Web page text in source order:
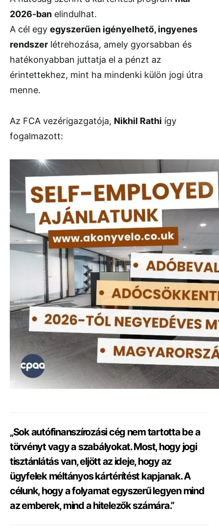
2026-ban elindulhat.
A cél egy egyszerűen igényelhető, ingyenes
rendszer létrehozása, amely gyorsabban és
hatékonyabban juttatja el a pénzt az
érintettekhez, mint ha mindenki külön jogi útra
menne.
Az FCA vezérigazgatója, Nikhil Rathi így
fogalmazott:
„Sok autófinanszírozási cég nem tartotta be a
törvényt vagy a szabályokat. Most, hogy jogi
tisztánlátás van, eljött az ideje, hogy az
ügyfelek méltányos kártérítést kapjanak. A
célunk, hogy a folyamat egyszerű legyen mind
az emberek, mind a hitelezők számára.”